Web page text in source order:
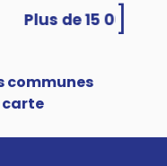
communes
carte